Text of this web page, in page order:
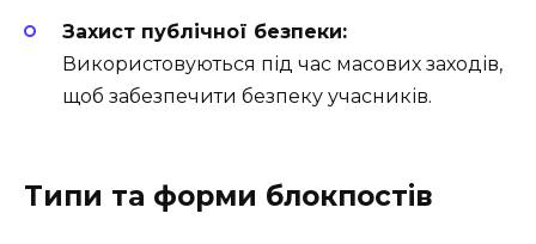
Захист публічної безпеки:
Використовуються під час масових заходів,
щоб забезпечити безпеку учасників.
Типи та форми блокпостів